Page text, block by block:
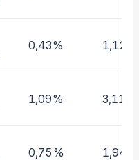
0,43% 1,12%
1,09% 3,11%
0,75% 1,94%